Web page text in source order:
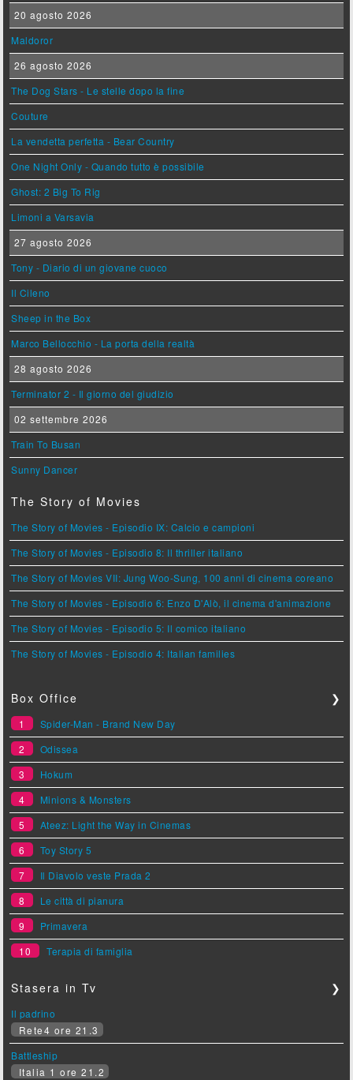
20 agosto 2026
Maldoror
26 agosto 2026
The Dog Stars - Le stelle dopo la fine
Couture
La vendetta perfetta - Bear Country
One Night Only - Quando tutto è possibile
Ghost: 2 Big To Rig
Limoni a Varsavia
27 agosto 2026
Tony - Diario di un giovane cuoco
Il Cileno
Sheep in the Box
Marco Bellocchio - La porta della realtà
28 agosto 2026
Terminator 2 - Il giorno del giudizio
02 settembre 2026
Train To Busan
Sunny Dancer
The Story of Movies
The Story of Movies - Episodio IX: Calcio e campioni
The Story of Movies - Episodio 8: Il thriller italiano
The Story of Movies VII: Jung Woo-Sung, 100 anni di cinema coreano
The Story of Movies - Episodio 6: Enzo D'Alò, il cinema d'animazione
The Story of Movies - Episodio 5: Il comico italiano
The Story of Movies - Episodio 4: Italian families
Box Office ❯
1
Spider-Man - Brand New Day
2
Odissea
3
Hokum
4
Minions & Monsters
5
Ateez: Light the Way in Cinemas
6
Toy Story 5
7
Il Diavolo veste Prada 2
8
Le città di pianura
9
Primavera
10
Terapia di famiglia
Stasera in Tv ❯
Il padrino
Rete4 ore 21.3
Battleship
Italia 1 ore 21.2